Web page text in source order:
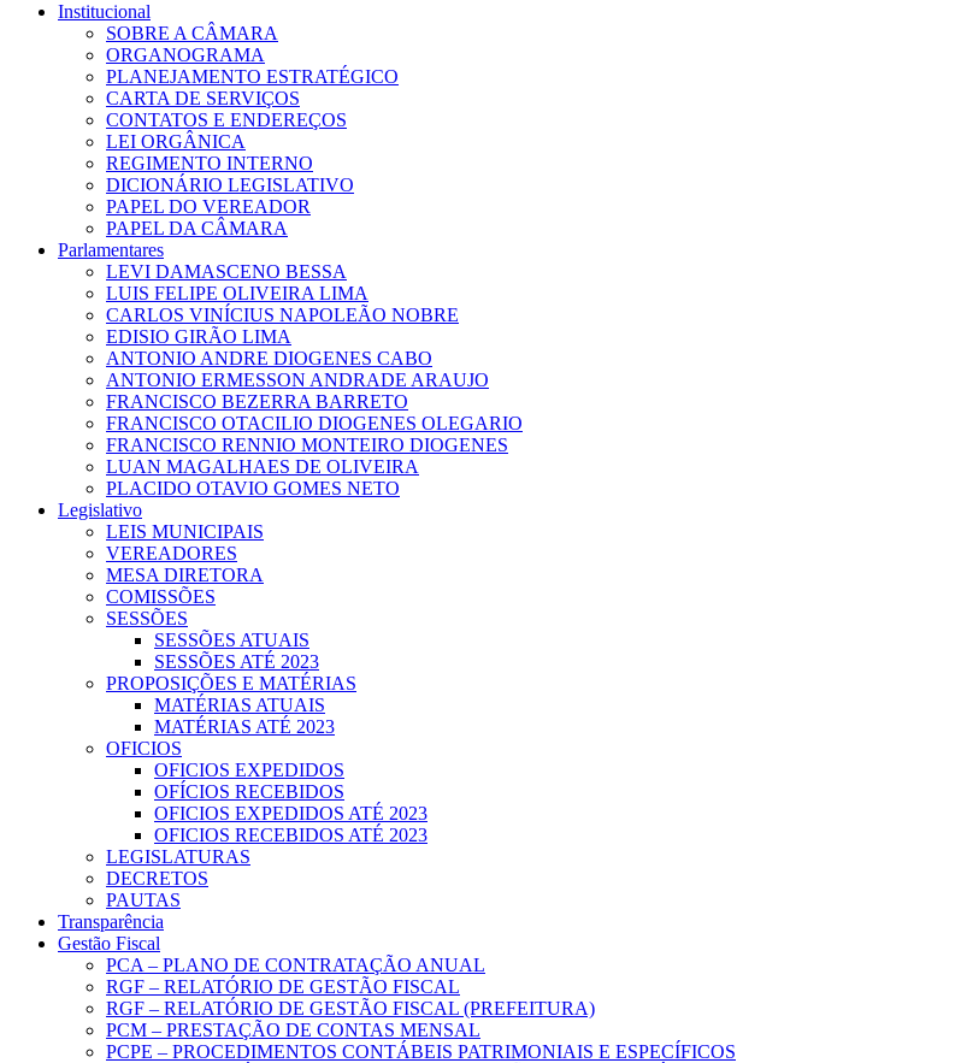
Institucional
SOBRE A CÂMARA
ORGANOGRAMA
PLANEJAMENTO ESTRATÉGICO
CARTA DE SERVIÇOS
CONTATOS E ENDEREÇOS
LEI ORGÂNICA
REGIMENTO INTERNO
DICIONÁRIO LEGISLATIVO
PAPEL DO VEREADOR
PAPEL DA CÂMARA
Parlamentares
LEVI DAMASCENO BESSA
LUIS FELIPE OLIVEIRA LIMA
CARLOS VINÍCIUS NAPOLEÃO NOBRE
EDISIO GIRÃO LIMA
ANTONIO ANDRE DIOGENES CABO
ANTONIO ERMESSON ANDRADE ARAUJO
FRANCISCO BEZERRA BARRETO
FRANCISCO OTACILIO DIOGENES OLEGARIO
FRANCISCO RENNIO MONTEIRO DIOGENES
LUAN MAGALHAES DE OLIVEIRA
PLACIDO OTAVIO GOMES NETO
Legislativo
LEIS MUNICIPAIS
VEREADORES
MESA DIRETORA
COMISSÕES
SESSÕES
SESSÕES ATUAIS
SESSÕES ATÉ 2023
PROPOSIÇÕES E MATÉRIAS
MATÉRIAS ATUAIS
MATÉRIAS ATÉ 2023
OFICIOS
OFICIOS EXPEDIDOS
OFÍCIOS RECEBIDOS
OFICIOS EXPEDIDOS ATÉ 2023
OFICIOS RECEBIDOS ATÉ 2023
LEGISLATURAS
DECRETOS
PAUTAS
Transparência
Gestão Fiscal
PCA – PLANO DE CONTRATAÇÃO ANUAL
RGF – RELATÓRIO DE GESTÃO FISCAL
RGF – RELATÓRIO DE GESTÃO FISCAL (PREFEITURA)
PCM – PRESTAÇÃO DE CONTAS MENSAL
PCPE – PROCEDIMENTOS CONTÁBEIS PATRIMONIAIS E ESPECÍFICOS